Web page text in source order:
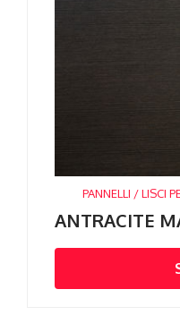
PANNELLI / LISCI
ANTRACITE